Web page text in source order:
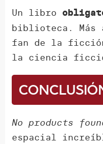
Un libro
biblioteca. Más
fan de la
la ciencia
No products
espacial